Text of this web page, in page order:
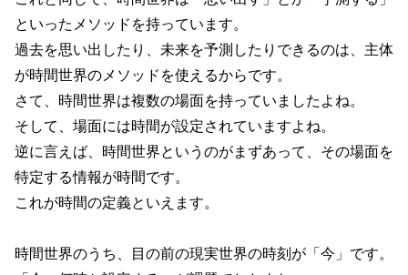
といったメソッドを持っています。
過去を思い出したり、未来を予測したりできるのは、主体
が時間世界のメソッドを使えるからです。
さて、時間世界は複数の場面を持っていましたよね。
そして、場面には時間が設定されていますよね。
逆に言えば、時間世界というのがまずあって、その場面を
特定する情報が時間です。
これが時間の定義といえます。
時間世界のうち、目の前の現実世界の時刻が「今」です。